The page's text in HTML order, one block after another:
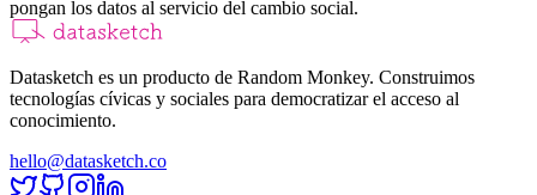
pongan los datos al servicio del cambio social.
Datasketch es un producto de Random Monkey. Construimos
tecnologías cívicas y sociales para democratizar el acceso al
conocimiento.
hello@datasketch.co